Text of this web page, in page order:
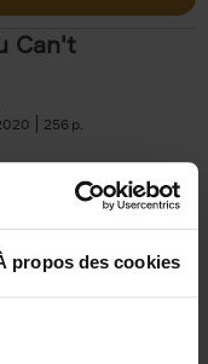
propos des cookies
Can't
256